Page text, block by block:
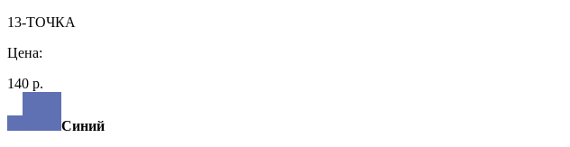
13-ТОЧКА
Цена:
140 р.
Синий